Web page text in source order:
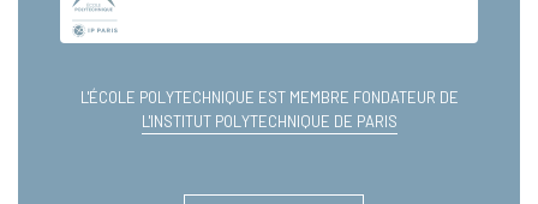
L'ÉCOLE POLYTECHNIQUE EST MEMBRE FONDATEUR DE
L'INSTITUT POLYTECHNIQUE DE PARIS